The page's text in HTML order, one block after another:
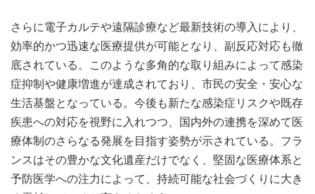
さらに電子カルテや遠隔診療など最新技術の導入により、
効率的かつ迅速な医療提供が可能となり、副反応対応も徹
底されている。このような多角的な取り組みによって感染
症抑制や健康増進が達成されており、市民の安全・安心な
生活基盤となっている。今後も新たな感染症リスクや既存
疾患への対応を視野に入れつつ、国内外の連携を深めて医
療体制のさらなる発展を目指す姿勢が示されている。フラ
ンスはその豊かな文化遺産だけでなく、堅固な医療体系と
予防医学への注力によって、持続可能な社会づくりに大き